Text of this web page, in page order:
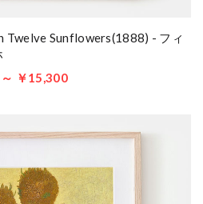
Twelve Sunflowers(1888) - フィ
￥15,300